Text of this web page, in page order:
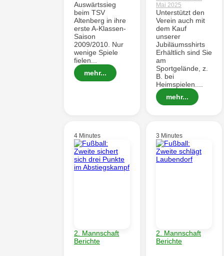
Auswärtssieg
beim TSV
Altenberg in ihre
erste A-Klassen-
Saison
2009/2010. Nur
wenige Spiele
fielen...
mehr...
Mai 2025
Unterstützt den
Verein auch mit
dem Kauf
unserer
Jubiläumsshirts
Erhältlich sind Sie
am
Sportgelände, z.
B. bei
Heimspielen....
mehr...
4 Minutes
2. Mannschaft
Berichte
3 Minutes
2. Mannschaft
Berichte